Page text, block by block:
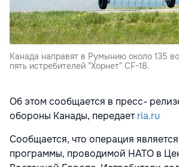
Канада направят в Румынию около 135
пять истребителей "Хорнет" CF-18.
Об этом сообщается в пресс-
обороны Канады, передаетria.ru
Сообщается, что операция
программы, проводимой НАТО в